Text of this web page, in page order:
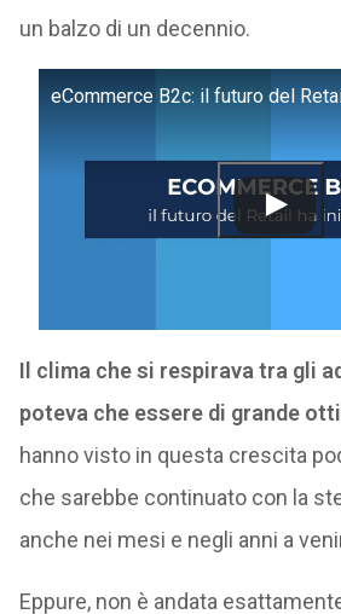
un balzo di un decennio.
eCommerce B2c: il futuro del
Il clima che si respirava tra gli
poteva che essere di grande
hanno visto in questa crescita
che sarebbe continuato con la
anche nei mesi e negli anni a
Eppure, non è andata